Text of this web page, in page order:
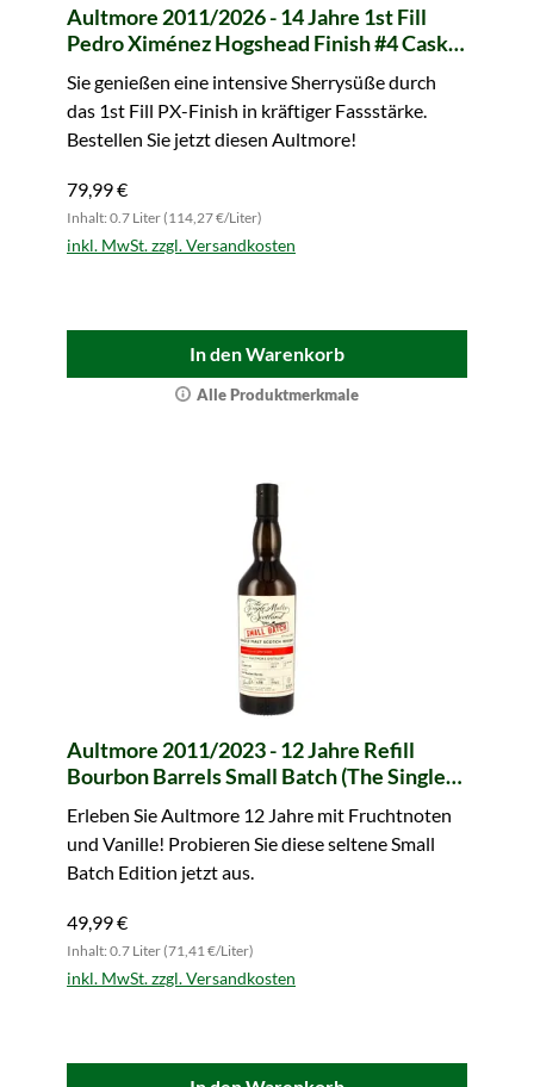
Aultmore 2011/2026 - 14 Jahre 1st Fill
Pedro Ximénez Hogshead Finish #4 Cask
Sie genießen eine intensive Sherrysüße durch
das 1st Fill PX-Finish in kräftiger Fassstärke.
Bestellen Sie jetzt diesen Aultmore!
79,99 €
Inhalt: 0.7 Liter (114,27 €/Liter)
inkl. MwSt. zzgl. Versandkosten
In den Warenkorb
Alle Produktmerkmale
Aultmore 2011/2023 - 12 Jahre Refill
Bourbon Barrels Small Batch (The Single
Erleben Sie Aultmore 12 Jahre mit Fruchtnoten
und Vanille! Probieren Sie diese seltene Small
Batch Edition jetzt aus.
49,99 €
Inhalt: 0.7 Liter (71,41 €/Liter)
inkl. MwSt. zzgl. Versandkosten